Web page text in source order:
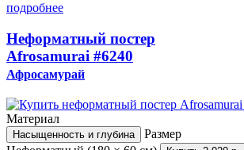
подробнее
Неформатный постер
Afrosamurai #6240
Афросамурай
Материал
Насыщенность и глубина
Размер